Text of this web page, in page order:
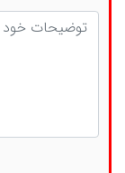
توضیحات